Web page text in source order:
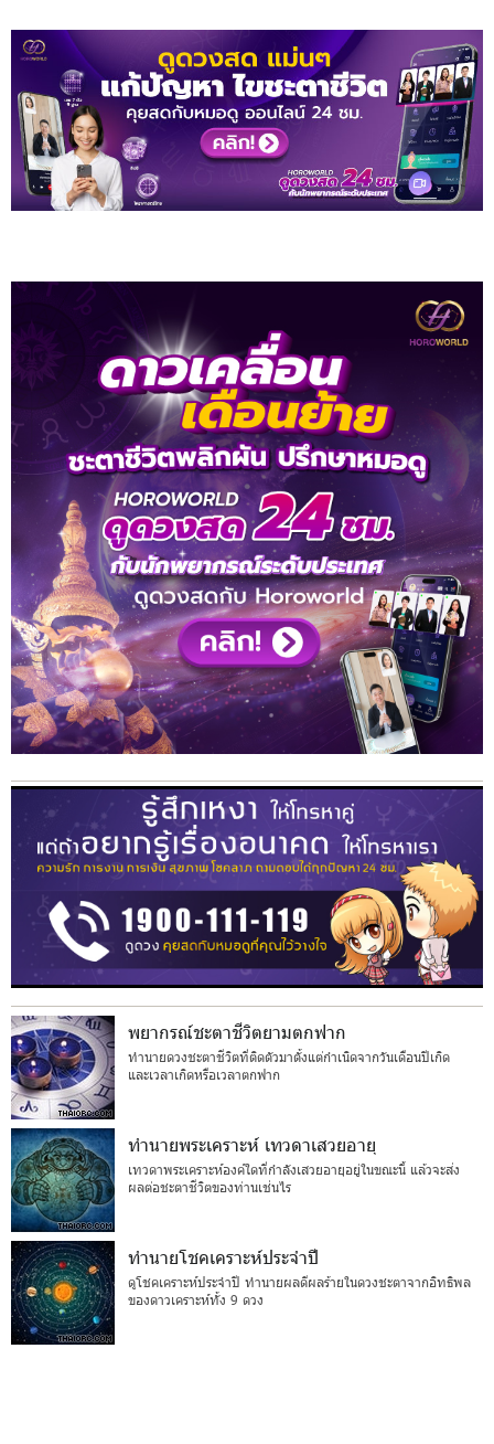
พยากรณ์ชะตาชีวิตยามตกฟาก
ทำนายดวงชะตาชีวิตที่ติดตัวมาตั้งแต่กำเนิดจากวันเดือนปีเกิด
และเวลาเกิดหรือเวลาตกฟาก
ทำนายพระเคราะห์ เทวดาเสวยอายุ
เทวดาพระเคราะห์องค์ใดที่กำลังเสวยอายุอยู่ในขณะนี้ แล้วจะส่ง
ผลต่อชะตาชีวิตของท่านเช่นไร
ทำนายโชคเคราะห์ประจำปี
ดูโชคเคราะห์ประจำปี ทำนายผลดีผลร้ายในดวงชะตาจากอิทธิพล
ของดาวเคราะห์ทั้ง 9 ดวง